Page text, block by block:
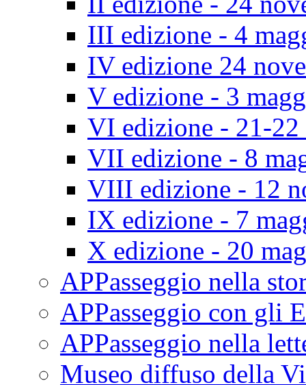
III edizione - 4
IV edizione 24
V edizione - 3
VI edizione - 21-22
VII edizione - 8
VIII edizione - 12
IX edizione - 7
X edizione - 20
APPasseggio nella
APPasseggio con gli
APPasseggio nella
Museo diffuso della